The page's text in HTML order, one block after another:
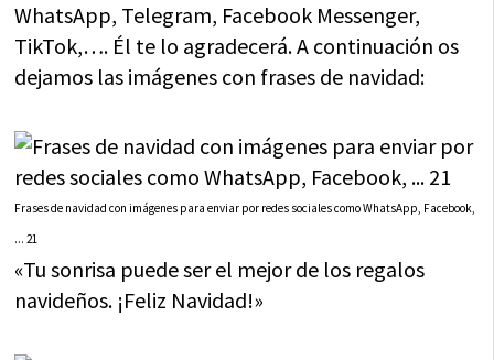
WhatsApp, Telegram, Facebook Messenger,
TikTok,…. Él te lo agradecerá. A continuación os
dejamos las imágenes con frases de navidad:
Frases de navidad con imágenes para enviar por redes sociales como WhatsApp, Facebook,
... 21
«Tu sonrisa puede ser el mejor de los regalos
navideños. ¡Feliz Navidad!»